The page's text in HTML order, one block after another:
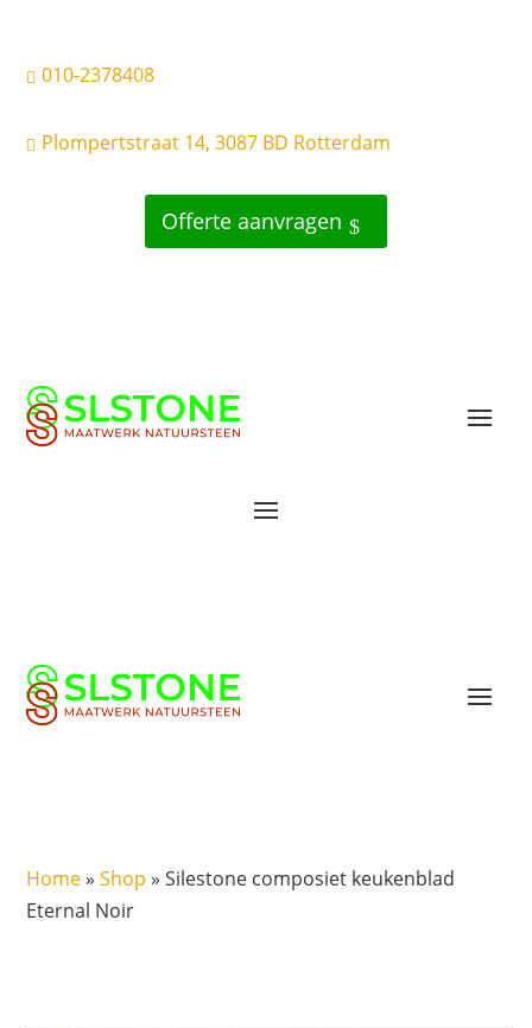
 010-2378408
 Plompertstraat 14, 3087 BD Rotterdam
Offerte aanvragen
Home»Shop »Silestone composiet keukenblad
Eternal Noir